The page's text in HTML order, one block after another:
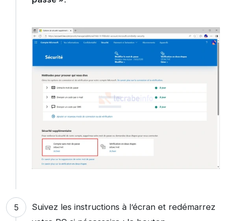
Suivez les instructions à l’écran et redémarrez